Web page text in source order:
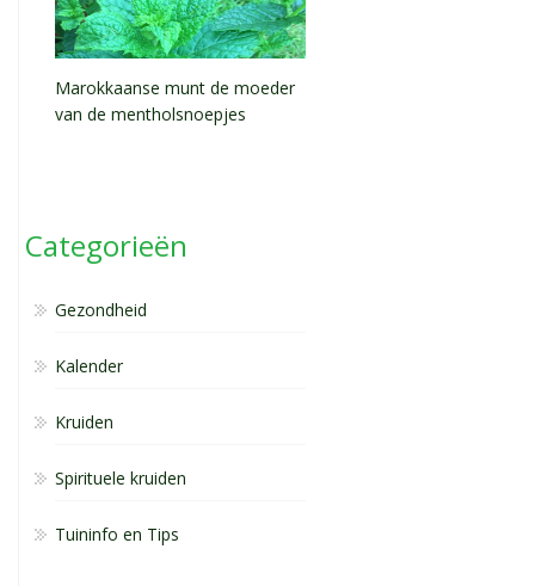
Marokkaanse munt de moeder
van de mentholsnoepjes
Categorieën
Gezondheid
Kalender
Kruiden
Spirituele kruiden
Tuininfo en Tips